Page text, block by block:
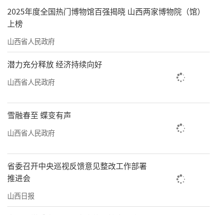
2025年度全国热门博物馆百强揭晓 山西两家博物院（馆）
上榜
山西省人民政府
潜力充分释放 经济持续向好
山西省人民政府
雪融春至 蝶变有声
山西省人民政府
省委召开中央巡视反馈意见整改工作部署
推进会
山西日报